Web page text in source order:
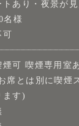
トあり・夜景が見
名様
可
煙可 喫煙専用室
席とは別に喫煙
ます)